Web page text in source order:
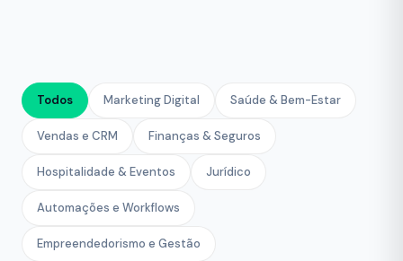
Todos Marketing Digital Saúde & Bem-Estar
Vendas e CRM Finanças & Seguros
Hospitalidade & Eventos Jurídico
Automações e Workflows
Empreendedorismo e Gestão